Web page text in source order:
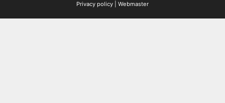
Privacy policy
Webmaster